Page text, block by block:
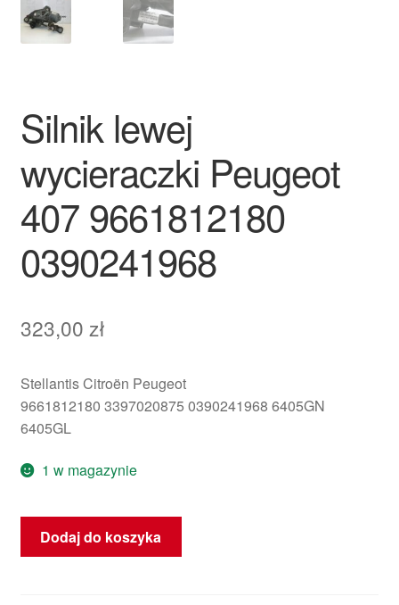
Skarga
Zamówienia
Zasady i warunki
Silnik lewej
wycieraczki Peugeot
407 9661812180
0390241968
323,00 zł
Stellantis Citroën Peugeot
9661812180 3397020875 0390241968 6405GN
6405GL
1 w magazynie
ilość
Silnik
Dodaj do koszyka